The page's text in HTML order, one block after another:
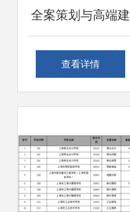
全案策划与高端建
站 上海、昆山、苏
引擎
查看详情